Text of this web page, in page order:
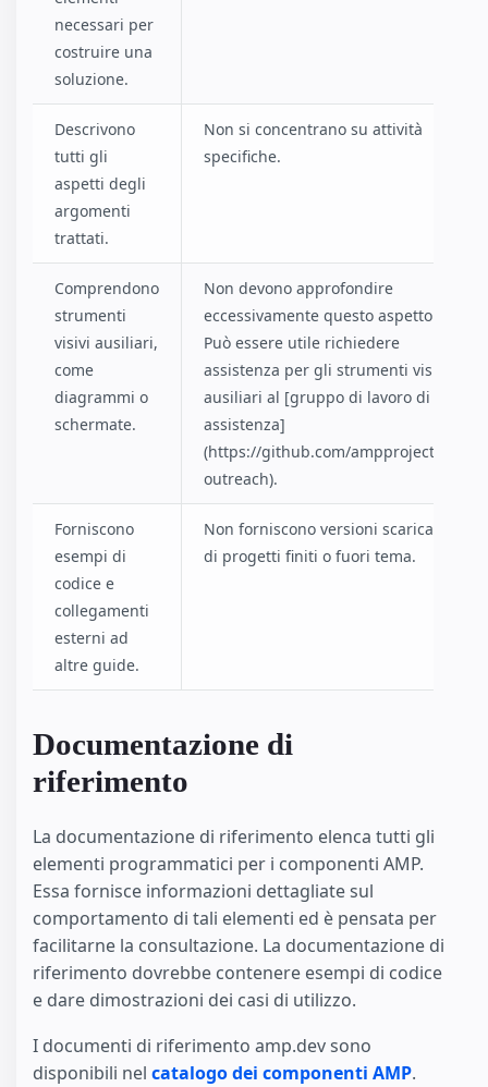
necessari per
costruire una
soluzione.
Descrivono
tutti gli
aspetti degli
argomenti
trattati.
Non si concentrano su attività
specifiche.
Comprendono
strumenti
visivi ausiliari,
come
diagrammi o
schermate.
Non devono approfondire
eccessivamente questo aspetto.
Può essere utile richiedere
assistenza per gli strumenti visivi
ausiliari al [gruppo di lavoro di
assistenza]
(https://github.com/ampproject/wg-
outreach).
Forniscono
esempi di
codice e
collegamenti
esterni ad
altre guide.
Non forniscono versioni scaricabili
di progetti finiti o fuori tema.
Documentazione di
riferimento
La documentazione di riferimento elenca tutti gli
elementi programmatici per i componenti AMP.
Essa fornisce informazioni dettagliate sul
comportamento di tali elementi ed è pensata per
facilitarne la consultazione. La documentazione di
riferimento dovrebbe contenere esempi di codice
e dare dimostrazioni dei casi di utilizzo.
I documenti di riferimento amp.dev sono
disponibili nel catalogo dei componenti AMP.